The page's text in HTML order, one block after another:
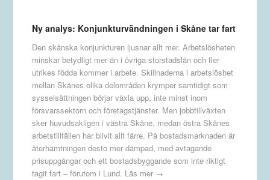
Ny analys: Konjunkturvändningen i Skåne tar fart
Den skånska konjunkturen ljusnar allt mer. Arbetslösheten
minskar betydligt mer än i övriga storstadslän och fler
utrikes födda kommer i arbete. Skillnaderna i arbetslöshet
mellan Skånes olika delområden krymper samtidigt som
sysselsättningen börjar växla upp, inte minst inom
försvarssektorn och företagstjänster. Men jobbtillväxten
sker huvudsakligen i västra Skåne, medan östra Skånes
arbetstillfällen har blivit allt färre. På bostadsmarknaden är
återhämtningen desto mer dämpad, med avtagande
prisuppgångar och ett bostadsbyggande som inte riktigt
tagit fart – förutom i Lund. Läs mer →